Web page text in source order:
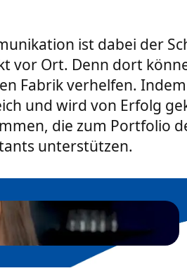
ist dabei der
vor Ort. Denn dort
Fabrik verhelfen.
und wird von Erfolg
die zum Portfolio
unterstützen.